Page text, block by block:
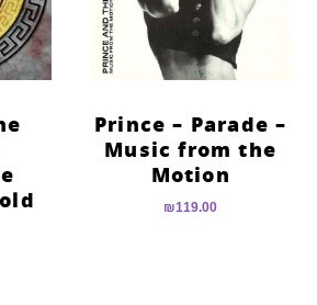
Prince – Parade –
Music from the
Motion
₪119.00